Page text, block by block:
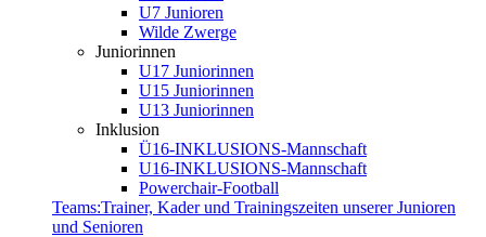
U7 Junioren
Wilde Zwerge
Juniorinnen
U17 Juniorinnen
U15 Juniorinnen
U13 Juniorinnen
Inklusion
Ü16-INKLUSIONS-Mannschaft
U16-INKLUSIONS-Mannschaft
Powerchair-Football
Teams:Trainer, Kader und Trainingszeiten unserer Junioren
und Senioren